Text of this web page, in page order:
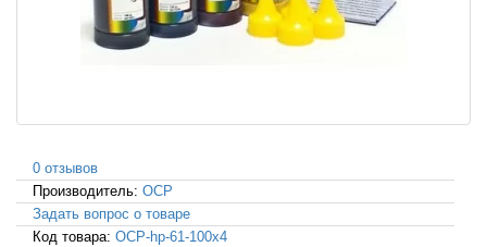
0 отзывов
Производитель: OCP
Задать вопрос о товаре
Код товара: OCP-hp-61-100x4